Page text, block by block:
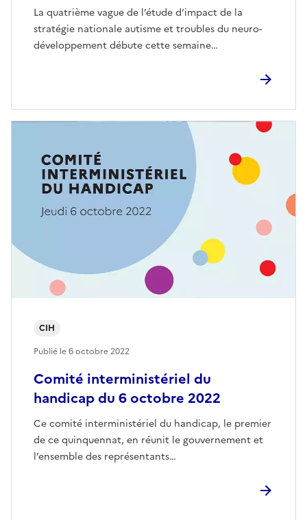
La quatrième vague de l’étude d’impact de la
stratégie nationale autisme et troubles du neuro-
développement débute cette semaine…
Comité interministériel du
handicap du 6 octobre 2022
Ce comité interministériel du handicap, le premier
de ce quinquennat, en réunit le gouvernement et
l’ensemble des représentants…
CIH
Publié le6 octobre 2022